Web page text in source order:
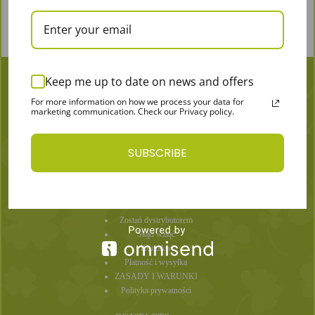
Zostań dystrybutorem
Skąd wziąć
Kontakty
Płatność i wysyłka
ZASADY I WARUNKI
Polityka prywatności
Keep me up to date on news and offers
For more information on how we process your data for
marketing communication. Check our Privacy policy.
SUBSCRIBE